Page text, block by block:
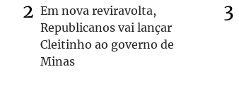
Em nova reviravolta,
Republicanos vai lançar
Cleitinho ao governo de
Minas